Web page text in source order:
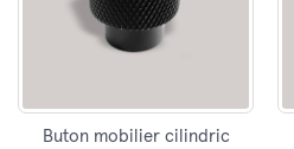
Buton mobilier cilindric